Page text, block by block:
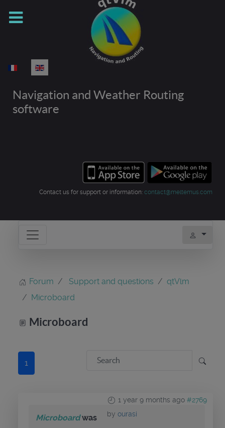
Select your language
Navigation and Weather Routing
software
Contact us for support or information: contact@meltemus.com
Forum Support and questions
qtVlm
Microboard
Microboard
1
1 year 9 months ago #2769
by ourasi
Microboardwas